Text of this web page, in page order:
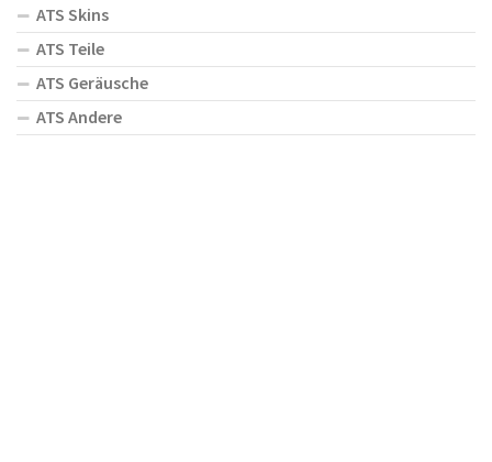
ATS Skins
ATS Teile
ATS Geräusche
ATS Andere